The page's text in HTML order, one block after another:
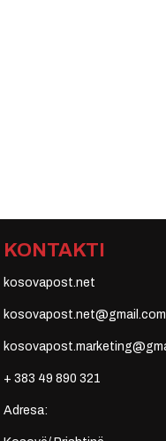
KONTAKTI
kosovapost.net
kosovapost.net@gmail.com
+ 383 49 890 321
Adresa: